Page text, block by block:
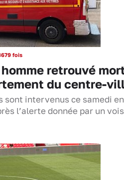
fois
retrouvé
du centre-
sont intervenus ce samedi en
l’alerte donnée par un